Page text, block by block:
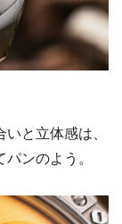
と立体感は、
ンのよう。